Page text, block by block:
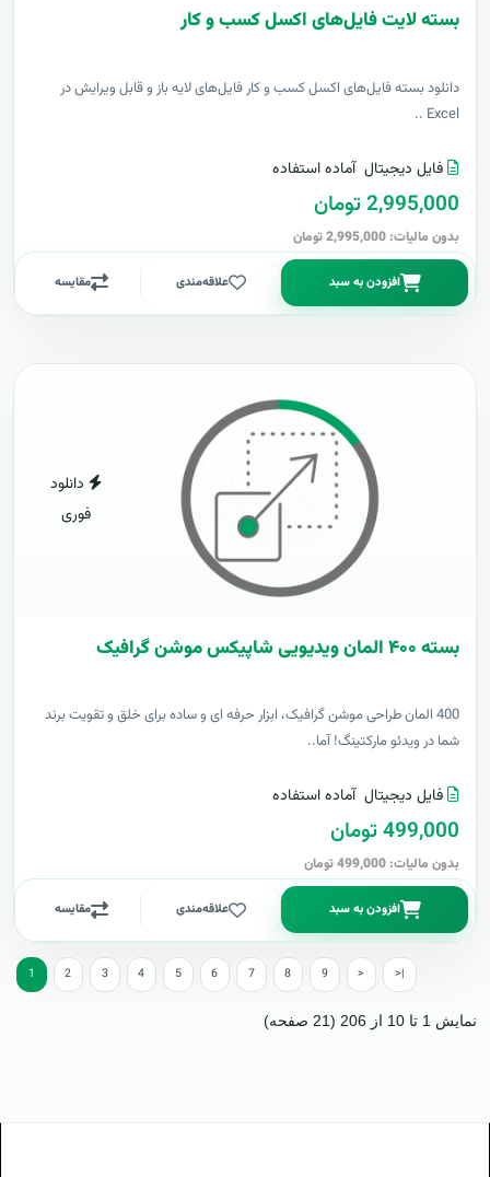
بسته لایت فایل‌های اکسل کسب و کار
دانلود بسته فایل‌های اکسل کسب و کار فایل‌های لایه باز و قابل ویرایش در
Excel ..
فایل دیجیتال آماده استفاده
2,995,000 تومان
بدون مالیات: 2,995,000 تومان
افزودن به سبد علاقه‌مندی مقایسه
دانلود
فوری
بسته ۴۰۰ المان ویدیویی شاپیکس موشن گرافیک
400 المان طراحی موشن گرافیک، ابزار حرفه ای و ساده برای خلق و تقویت برند
شما در ویدئو مارکتینگ! آما..
فایل دیجیتال آماده استفاده
499,000 تومان
بدون مالیات: 499,000 تومان
افزودن به سبد علاقه‌مندی مقایسه
1 2 3 4 5 6 7 8 9 > >|
نمایش 1 تا 10 از 206 (21 صفحه)